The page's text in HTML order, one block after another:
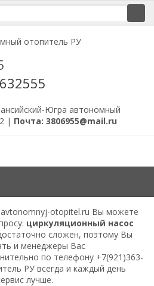
Югра автономный
| Почта: 3806955@mail.ru
otopitel.ru Вы можете
циркуляционный насос
сложен, поэтому Вы
и менеджеры Вас
по телефону +7(921)363-
РУ всегда и каждый день
лучше.